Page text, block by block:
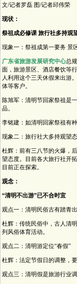
文/记者罗磊 图/记者邱伟荣
现状：
祭祖成必修课 旅行社多持观
现象一：祭祖成第一要务 景
广东省旅游发展研究中心总
面，旅游景区、酒店餐饮等
人利用这个三天休假来出游
体等客户。
陈旭军：清明节回家祭祖是
品。
李铭建：如清明回家祭祖有
现象二：旅行社大多持观望
杜辉：前有三八节的火爆，
望态度。目前各大旅行社开
目前正在探索。
观念：
“清明不出游”已不合时宜
观点一：清明民俗古有踏青
杜辉：传统民俗中，古人清
列风俗体育活动。
观点二：清明游定位“春假”
杜辉：法定节假日的调整，
观点三：清明假是旅游行业